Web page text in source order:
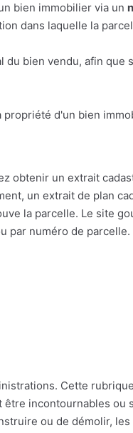
bien immobilier via un
dans laquelle la
du bien vendu, afin que
propriété d'un bien
obtenir un extrait
un extrait de plan
la parcelle. Le site
par numéro de parcelle.
Cette
être incontournables ou
ou de démolir,